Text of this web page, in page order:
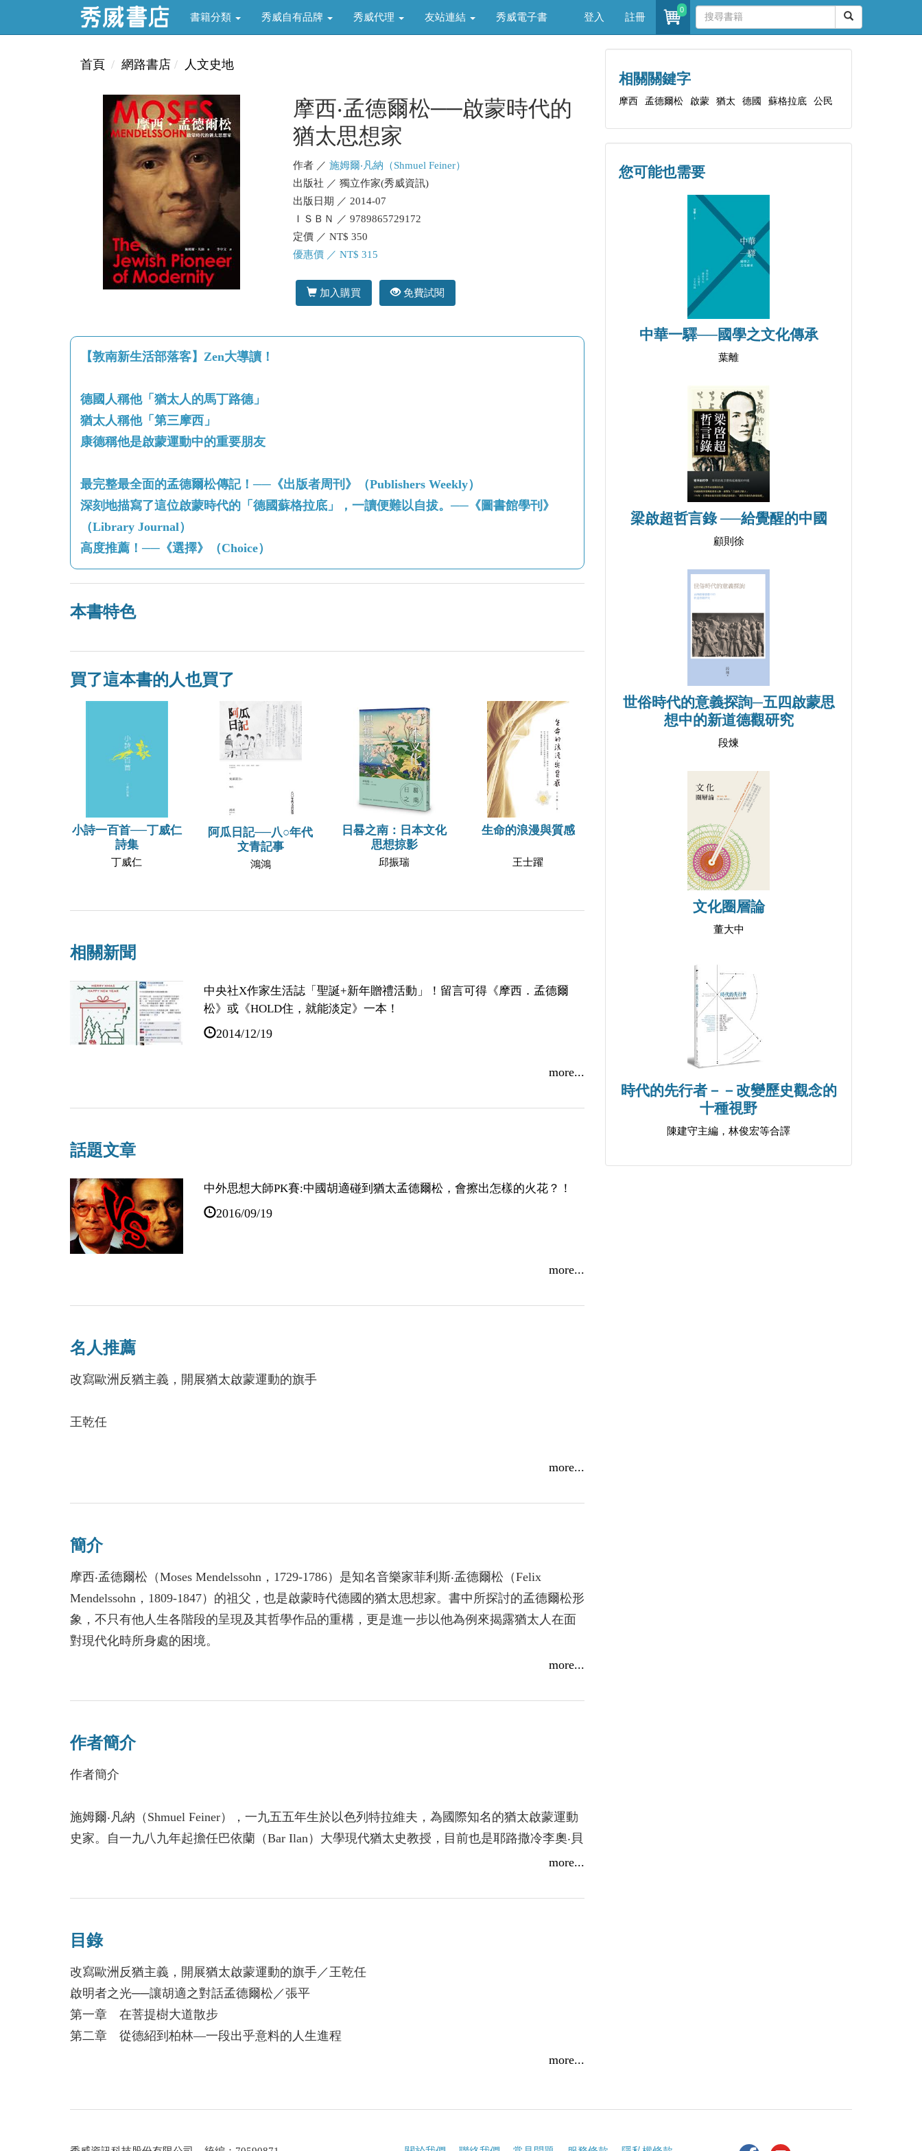
書籍分類 秀威自有品牌 秀威代理 友站連結 秀威電子書 登入 註冊
0
首頁 網路書店 人文史地
摩西‧孟德爾松──啟蒙時代的
猶太思想家
作者 ／ 施姆爾‧凡納（Shmuel Feiner）
出版社 ／ 獨立作家(秀威資訊)
出版日期 ／ 2014-07
ＩＳＢＮ ／ 9789865729172
定價 ／ NT$ 350
優惠價 ／ NT$ 315
加入購買 免費試閱
【敦南新生活部落客】Zen大導讀！
德國人稱他「猶太人的馬丁路德」
猶太人稱他「第三摩西」
康德稱他是啟蒙運動中的重要朋友
最完整最全面的孟德爾松傳記！──《出版者周刊》（Publishers Weekly）
深刻地描寫了這位啟蒙時代的「德國蘇格拉底」，一讀便難以自拔。──《圖書館學刊》
（Library Journal）
高度推薦！──《選擇》（Choice）
本書特色
買了這本書的人也買了
小詩一百首──丁威仁
詩集
丁威仁
阿瓜日記──八○年代
文青記事
鴻鴻
日晷之南：日本文化
思想掠影
邱振瑞
生命的浪漫與質感
王士躍
相關新聞
中央社X作家生活誌「聖誕+新年贈禮活動」！留言可得《摩西．孟德爾
松》或《HOLD住，就能淡定》一本！
2014/12/19
如果半澤直樹那套行不通？
2014/06/11
more...
話題文章
中外思想大師PK賽:中國胡適碰到猶太孟德爾松，會擦出怎樣的火花？！
2016/09/19
more...
名人推薦
改寫歐洲反猶主義，開展猶太啟蒙運動的旗手
王乾任
直到十八世紀，猶太人仍是相當自外於歐洲社會的獨特群體，堅持不融入歐洲基督教社會，堅
如斯堅持，或與歐洲長年以來的反猶主義有關，也跟猶太人自己的選民論有關。猶太人相信自
己是蒙召的族裔，長久以來一直堅持以信仰維繫共同體凝聚力的生活方式，不容外力混雜。另
一方面，《聖經》記載，是猶太人釘耶穌十字架，讓基督教社會一直對猶太人感到排斥，也不
願意接納猶太人。
直到啟蒙主義運動降臨，一位名為孟德爾松的猶太人出現，才撼動了歐洲與猶太人各唱各的調
英。不過，孟德爾松憑著從小就具備的強烈求知慾與天分之助，成功往上爬，年紀輕輕就取得
如果孟德爾松的成就僅止於此，那不過只是另外一個優秀的猶太拉比而已。十四歲時，孟德爾
松決心前往柏林，在當地接觸了哲學，從此無法只滿足於猶太文化，決心研讀哲學，積極拓展
路。」
對真理和上帝的體認」。孟德爾松認為，（理性主義）批評可以為信仰去除污垢，提高宗教學
識的價值並清理世上的無知。猶太經師並不能單單忠於妥拉，必須採取批派性的觀點看待妥拉
與猶太傳統。孟德爾松主張，神學必須以理性為基礎，人類理性可以超越神啟的緊張衝突。
孟德爾松開始了他獨一無二的一生，他沉思人、命運與天意，熱衷哲學推論，花時間研讀哲
學，探索宇宙秩序與人類命運，確認了自己的哲學家使命，致力於促成歐洲啟蒙運動與猶太社
more...
簡介
摩西‧孟德爾松（Moses Mendelssohn，1729-1786）是知名音樂家菲利斯‧孟德爾松（Felix
Mendelssohn，1809-1847）的祖父，也是啟蒙時代德國的猶太思想家。書中所探討的孟德爾松形
象，不只有他人生各階段的呈現及其哲學作品的重構，更是進一步以他為例來揭露猶太人在面
對現代化時所身處的困境。
越是進入孟德爾松的心靈深處，兩種形象之間的張力也就越加顯著；一個是啟蒙運動的自由鬥
人，在面對自己所形容強大的「幽靈」勢力時，所感受到的無力、無助和沮喪。
一是他身為家喻戶曉的哲學家而有能力去突破德國人眼中「他者」的界線，另一則是身為柏林
猶太人在普魯士王腓特烈二世治下所感受到的不合理歧視。
太身分仍然決定了他的不同。這使孟德爾松痛感啟蒙運動已被判定必然失敗。這是當時德國猶
太人普遍的困境，更是他個人畢生事業的悲劇。
more...
作者簡介
作者簡介
施姆爾‧凡納（Shmuel Feiner），一九五五年生於以色列特拉維夫，為國際知名的猶太啟蒙運動
史家。自一九八九年起擔任巴依蘭（Bar Ilan）大學現代猶太史教授，目前也是耶路撒冷李奧‧貝
著作包括：《猶太啟蒙運動和歷史：現代猶太歷史意識的出現》、《猶太啟蒙運動》、《摩西‧
譯者簡介
李中文，輔仁大學德文碩士。擔任過出版社主編、大學德語講師，目前為專職譯者，嗜讀宗
教、歷史和哲學書籍。
more...
目錄
改寫歐洲反猶主義，開展猶太啟蒙運動的旗手／王乾任
啟明者之光──讓胡適之對話孟德爾松／張平
第一章 在菩提樹大道散步
第二章 從德紹到柏林―一段出乎意料的人生進程
第七章 耶路撒冷―邁向公民幸福之路
more...
相關關鍵字
摩西 孟德爾松 啟蒙 猶太 德國 蘇格拉底 公民
您可能也需要
中華一驛──國學之文化傳承
葉離
梁啟超哲言錄 ──給覺醒的中國
顧則徐
世俗時代的意義探詢─五四啟蒙思
想中的新道德觀研究
段煉
文化圈層論
董大中
時代的先行者－－改變歷史觀念的
十種視野
陳建守主編，林俊宏等合譯